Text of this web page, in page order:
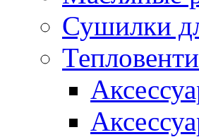
Сушилки